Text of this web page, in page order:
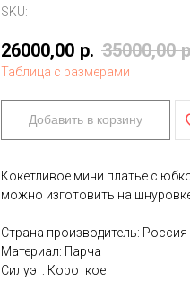
SKU:
26000,00 р. 35000,00
Таблица с размерами
Добавить в корзину
Кокетливое мини платье с
можно изготовить на
Страна производитель: Россия
Материал: Парча
Силуэт: Короткое